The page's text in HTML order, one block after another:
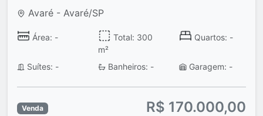
Avaré - Avaré/SP
Área: -
Total: 300
m²
Quartos: -
Suítes: - Banheiros: - Garagem: -
Venda R$ 170.000,00